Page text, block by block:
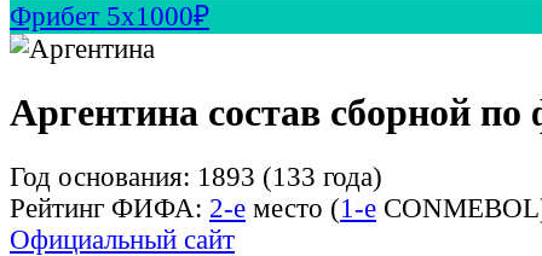
Фрибет 5х1000₽
Аргентина состав сборной по
Год основания: 1893 (133 года)
Рейтинг ФИФА: 2-е место (1-е
Официальный сайт